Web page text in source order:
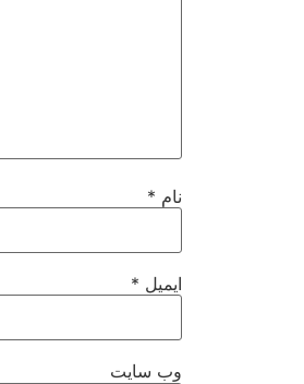
نام *
ایمیل *
وب‌ سایت